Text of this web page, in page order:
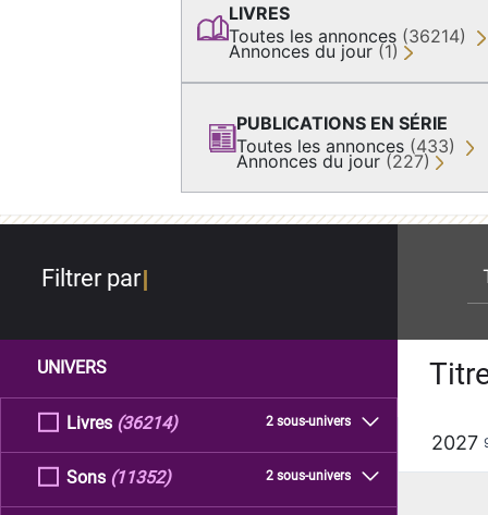
LIVRES
Toutes les annonces (36214)
Annonces du jour (1)
PUBLICATIONS EN SÉRIE
Toutes les annonces (433)
Annonces du jour (227)
Filtrer par
UNIVERS
Livres 2 sous-univers
(36214)
Sons 2 sous-univers
(11352)
2027